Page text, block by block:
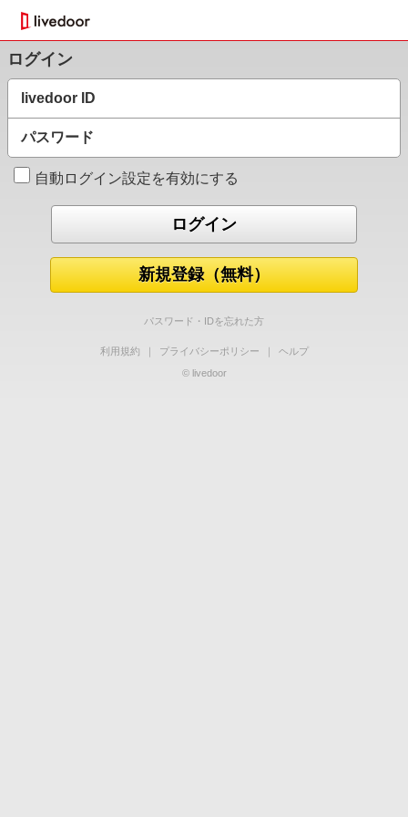
ログイン
livedoor ID
パスワード
自動ログイン設定を有効にする
新規登録（無料）
パスワード・IDを忘れた方
利用規約 ｜ プライバシーポリシー ｜
ヘルプ
© livedoor